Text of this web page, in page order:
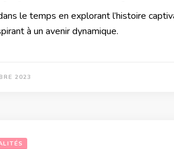
le temps en explorant l’histoire
à un avenir dynamique.
2023